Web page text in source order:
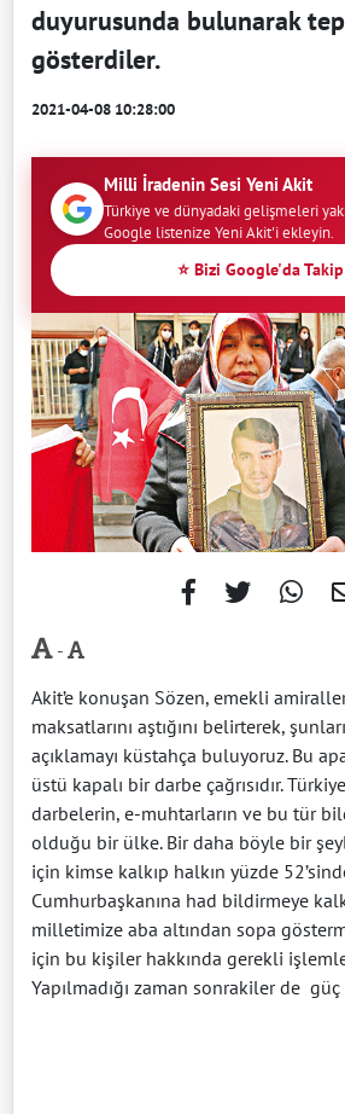
duyurusunda bulunarak
gösterdiler.
2021-04-08 10:28:00
Milli İradenin Sesi Yeni Akit
Türkiye ve dünyadaki gelişmeleri
Google listenize Yeni Akit'i ekleyin.
⭐ Bizi Google'da
-
Akit’e konuşan Sözen, emekli
maksatlarını aştığını belirterek,
açıklamayı küstahça buluyoruz. Bu
üstü kapalı bir darbe çağrısıdır.
darbelerin, e-muhtarların ve bu tür
olduğu bir ülke. Bir daha böyle bir
için kimse kalkıp halkın yüzde
Cumhurbaşkanına had bildirmeye
milletimize aba altından sopa
için bu kişiler hakkında gerekli
Yapılmadığı zaman sonrakiler de